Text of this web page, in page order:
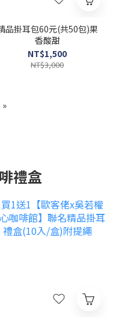
品掛耳包60元(共50包)果
香酸甜
NT$1,500
NT$3,000
»
禮盒